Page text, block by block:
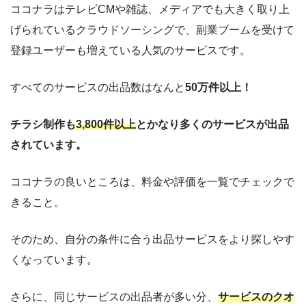
ココナラはテレビCMや雑誌、メディアでも大きく取り上
げられているクラウドソーシングで、副業ブームを受けて
登録ユーザーも増えている人気のサービスです。
すべてのサービスの出品数はなんと50万件以上！
チラシ制作も3,800件以上とかなり多くのサービスが出品
されています。
ココナラの良いところは、料金や評価を一覧でチェックで
きること。
そのため、自分の条件に合う出品サービスをより探しやす
くなっています。
さらに、同じサービスの出品者が多い分、 サービスのクオ